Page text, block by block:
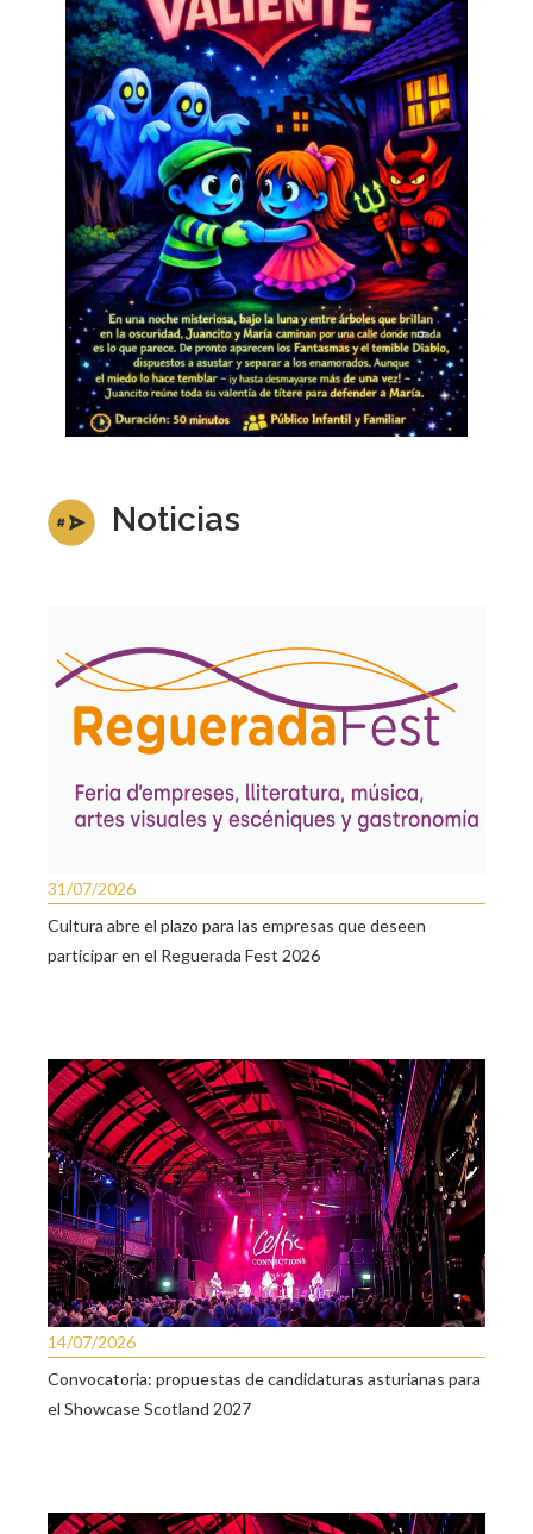
Noticias
31/07/2026
Cultura abre el plazo para las empresas que deseen
participar en el Reguerada Fest 2026
14/07/2026
Convocatoria: propuestas de candidaturas asturianas para
el Showcase Scotland 2027